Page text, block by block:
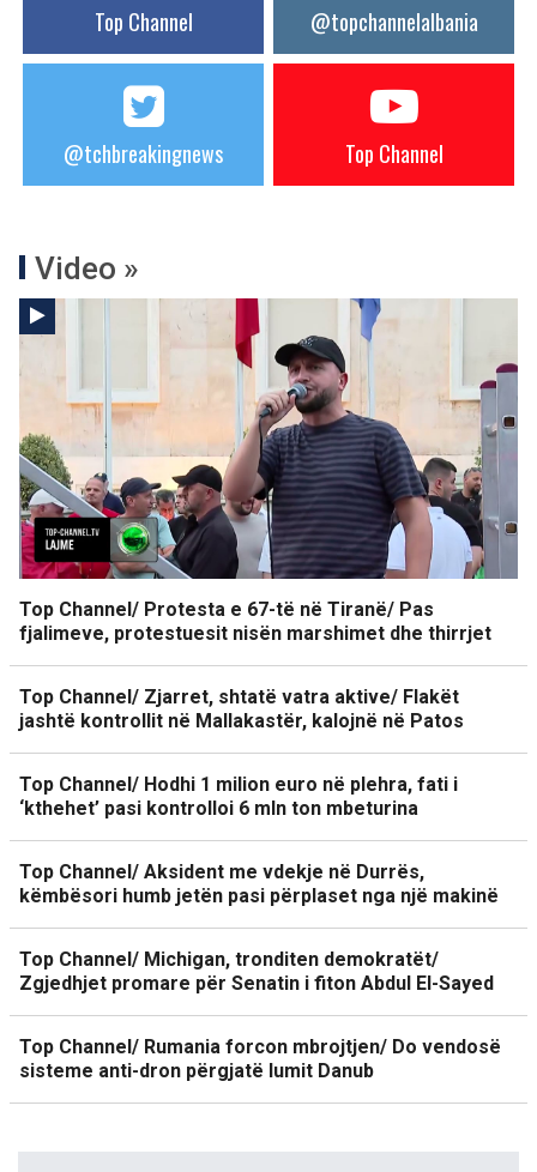
Top Channel @topchannelalbania
@tchbreakingnews Top Channel
Video »
Top Channel/ Protesta e 67-të në Tiranë/ Pas
fjalimeve, protestuesit nisën marshimet dhe thirrjet
Top Channel/ Zjarret, shtatë vatra aktive/ Flakët
jashtë kontrollit në Mallakastër, kalojnë në Patos
Top Channel/ Hodhi 1 milion euro në plehra, fati i
‘kthehet’ pasi kontrolloi 6 mln ton mbeturina
Top Channel/ Aksident me vdekje në Durrës,
këmbësori humb jetën pasi përplaset nga një makinë
Top Channel/ Michigan, tronditen demokratët/
Zgjedhjet promare për Senatin i fiton Abdul El-Sayed
Top Channel/ Rumania forcon mbrojtjen/ Do vendosë
sisteme anti-dron përgjatë lumit Danub